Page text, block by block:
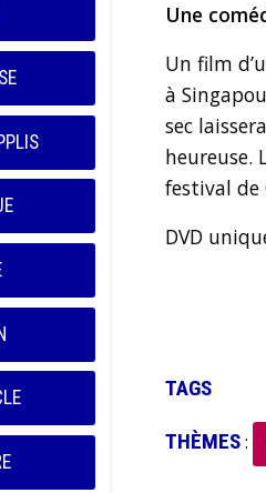
Une
Un film
à
sec
heureuse.
festival de
DVD
TAGS
THÈMES: